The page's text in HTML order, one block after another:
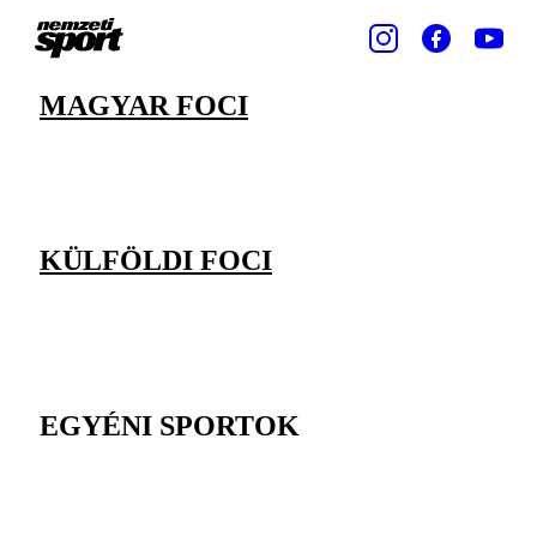
MAGYAR FOCI
KÜLFÖLDI FOCI
EGYÉNI SPORTOK